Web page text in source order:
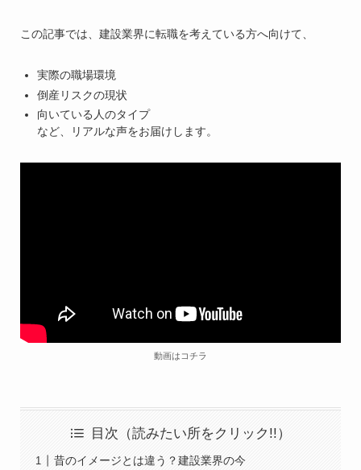
この記事では、建設業界に転職を考えている方へ向けて、
実際の職場環境
倒産リスクの現状
向いている人のタイプ
など、リアルな声をお届けします。
動画はコチラ
目次（読みたい所をクリック!!）
昔のイメージとは違う？建設業界の今